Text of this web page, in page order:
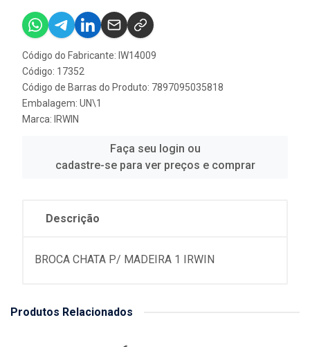
Código do Fabricante: IW14009
Código: 17352
Código de Barras do Produto: 7897095035818
Embalagem: UN\1
Marca: IRWIN
Faça seu login ou
cadastre-se para ver preços e comprar
Descrição
BROCA CHATA P/ MADEIRA 1 IRWIN
Produtos Relacionados